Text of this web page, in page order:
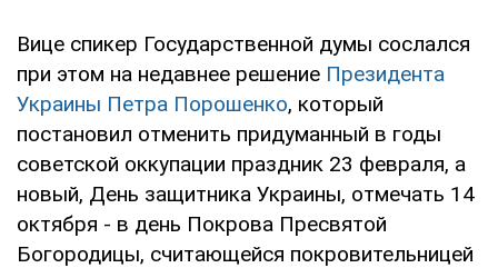
Вице спикер Государственной думы сослался
при этом на недавнее решение Президента
Украины Петра Порошенко, который
постановил отменить придуманный в годы
советской оккупации праздник 23 февраля, а
новый, День защитника Украины, отмечать 14
октября - в день Покрова Пресвятой
Богородицы, считающейся покровительницей